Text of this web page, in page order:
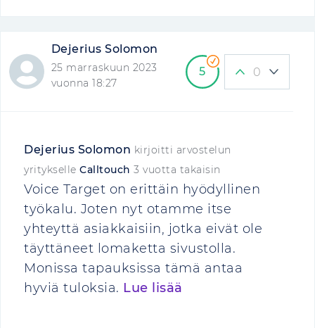
Dejerius Solomon
25 marraskuun 2023
vuonna 18:27
5 0
Dejerius Solomon kirjoitti arvostelun
yritykselle Calltouch 3 vuotta takaisin
Voice Target on erittäin hyödyllinen
työkalu. Joten nyt otamme itse
yhteyttä asiakkaisiin, jotka eivät ole
täyttäneet lomaketta sivustolla.
Monissa tapauksissa tämä antaa
hyviä tuloksia. Lue lisää